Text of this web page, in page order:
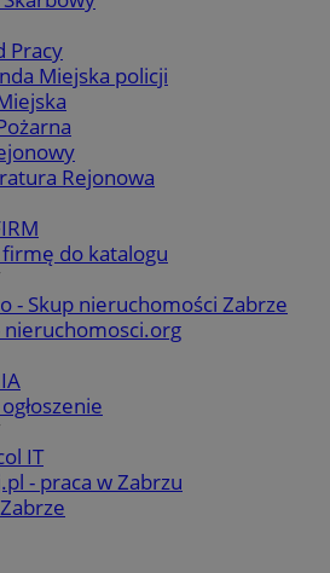
Pracy
Miejska policji
Rejonowa
do katalogu
- Skup nieruchomości Zabrze
nieruchomosci.org
IT
- praca w Zabrzu